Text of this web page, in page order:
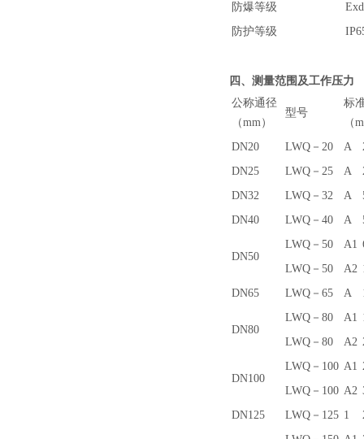
防爆等级
防护等级
四、测量范围及工作压力
公称通径
（mm）
型号
标
（
DN20
LWQ－20 A
DN25
LWQ－25 A
DN32
LWQ－32 A
DN40
LWQ－40 A
DN50
LWQ－50 A1
LWQ－50
A2
DN65
LWQ－65 A
DN80
LWQ－80 A1
LWQ－80
A2
DN100
LWQ－100 A1
LWQ－100 A2
DN125
LWQ－125 1